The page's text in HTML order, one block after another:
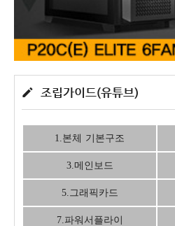
조립가이드(유튜브)
1.본체 기본구조
3.메인보드
5.그래픽카드
7.파워서플라이